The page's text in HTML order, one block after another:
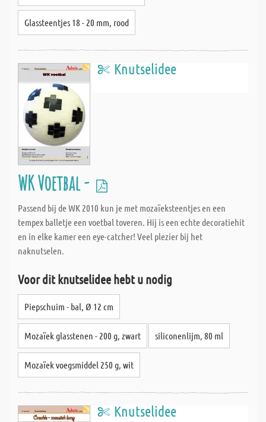
Glassteentjes 18 - 20 mm, rood
Knutselidee
WK Voetbal -
Passend bij de WK 2010 kun je met mozaïeksteentjes en een
tempex balletje een voetbal toveren. Hij is een echte decoratiehit
en in elke kamer een eye-catcher! Veel plezier bij het
naknutselen.
Voor dit knutselidee hebt u nodig
Piepschuim - bal, Ø 12 cm
Mozaïek glasstenen - 200 g, zwart siliconenlijm, 80 ml
Mozaïek voegsmiddel 250 g, wit
Knutselidee